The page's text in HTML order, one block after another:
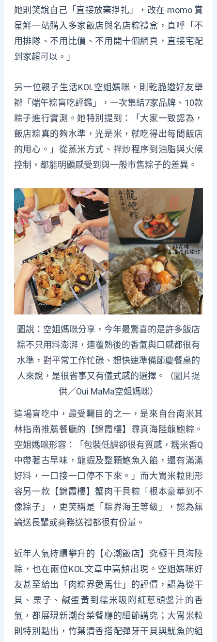
她則笑說自己「直接放棄掙扎」，改在 momo 賞
星鮮一站購入多家飯店與名店粽禮盒，直呼「不
用排隊、不用比價、不用開十個網頁，直接宅配
到家超可以。」
另一位親子生活KOL空姐媽咪 ，則乾脆邀好友舉
辦「端午粽盲吃評鑑」，一次集結7家品牌、10款
粽子進行實測。她特別提到：「大家一致認為，
飯店粽真的夠水準，光是米，就吃得出每間飯店
的用心。」 從蒸米方式、拌炒程序到油脂與火候
控制，都能明顯感受到與一般市售粽子的差異。
圖說：空姐媽咪分享，今年最驚喜的是許多飯店
粽不只用料澎湃，連覆熱後的香氣與口感都很有
水準，對平常工作忙碌、想快速準備節慶餐桌的
人來說，是很省事又有儀式感的選擇。（圖片提
供／Oui MaMa空姐媽咪）
這場盲吃中，最受矚目的之一，是來自台南米其
林指南推薦餐廳的 【錦霞樓】 尋真海陸龍鮑粽 。
空姐媽咪形容：「包裝低調卻很有質感，糯米香Q
中帶著古早味，龍蝦及整顆鮑魚 入餡，還有滿滿
好料，一口接一口停不下來。」而大胃米粒則形
容另一款 【錦霞樓】蟹肉干貝粽 「根本豪華到不
像粽子」，更笑稱是「 粽界海王等級」，認為無
論送長輩或商務送禮都很有份量。
近年人氣持續攀升的 【心潮飯店】究極干貝海陸
粽 ，也在兩位KOL文章中高頻出現。空姐媽咪好
友甚至給出「肉粽界愛馬仕」的評價，認為從干
貝、栗子、鹹蛋黃到糯米吸附紅蔥頭醬汁的香
氣，都展現新潮台菜餐廳的細節講究；大胃米粒
則特別點出，竹葉清香搭配彈牙干貝與魷魚的組